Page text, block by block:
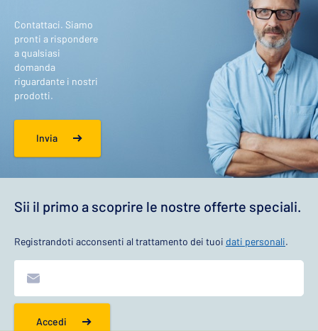
Contattaci. Siamo
pronti a rispondere
a qualsiasi
domanda
riguardante i nostri
prodotti.
Invia
Sii il primo a scoprire le nostre offerte speciali.
Registrandoti acconsenti al trattamento dei tuoi dati personali.
Accedi